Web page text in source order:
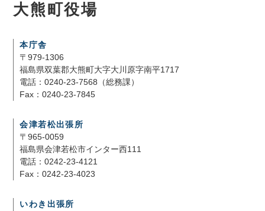
大熊町役場
本庁舎
〒979-1306
福島県双葉郡大熊町大字大川原字南平1717
電話：0240-23-7568（総務課）
Fax：0240-23-7845
会津若松出張所
〒965-0059
福島県会津若松市インター西111
電話：0242-23-4121
Fax：0242-23-4023
いわき出張所